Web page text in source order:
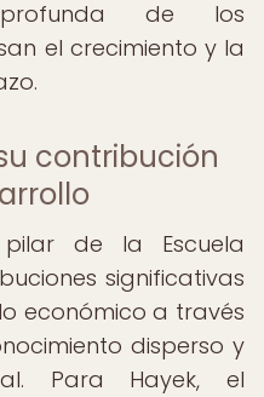
de los
el crecimiento y la
contribución
pilar de la Escuela
significativas
económico a través
disperso y
Para Hayek, el